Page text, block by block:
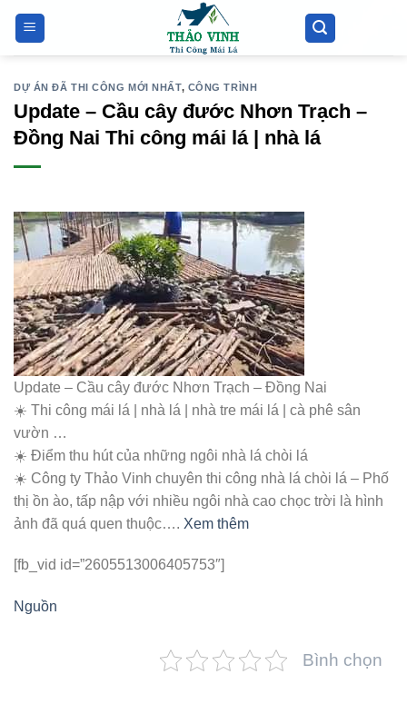
Bỏ
qua
nội
DỰ ÁN ĐÃ THI CÔNG MỚI NHẤT, CÔNG TRÌNH
Update – Cầu cây đước Nhơn Trạch –
Đồng Nai Thi công mái lá | nhà lá
Update – Cầu cây đước Nhơn Trạch – Đồng Nai
☀️ Thi công mái lá | nhà lá | nhà tre mái lá | cà phê sân
vườn …
☀️ Điểm thu hút của những ngôi nhà lá chòi lá
☀️ Công ty Thảo Vinh chuyên thi công nhà lá chòi lá – Phố
thị ồn ào, tấp nập với nhiều ngôi nhà cao chọc trời là hình
ảnh đã quá quen thuộc…. Xem thêm
[fb_vid id=”2605513006405753″]
Nguồn
Bình chọn